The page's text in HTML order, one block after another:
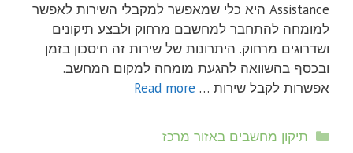
Assistance היא כלי שמאפשר למקבלי השירות לאפשר
למומחה להתחבר למחשבם מרחוק ולבצע תיקונים
ושדרוגים מרחוק. היתרונות של שירות זה חיסכון בזמן
ובכסף בהשוואה להגעת מומחה למקום המחשב.
אפשרות לקבל שירות … Read more
קטגוריות
תיקון מחשבים באזור מרכז